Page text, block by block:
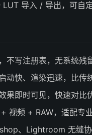
LUT 导入 / 导出，可自
不写注册表，无系统残
动快、渲染迅速，比传
果即时可见，快速对比
视频 + RAW，适配专
、Lightroom 无缝